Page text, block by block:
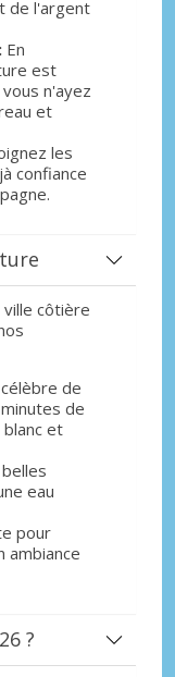
de l'argent
En
est
n'ayez
et
les
confiance
côtière
de
de
et
eau
pour
ambiance
?